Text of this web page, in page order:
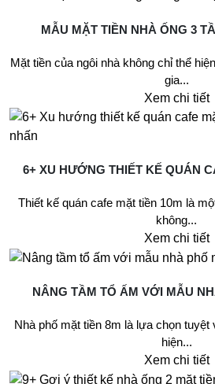
MẪU MẶT TIỀN NHÀ ỐNG 3
Mặt tiền của ngôi nhà không chỉ thể
gia...
Xem chi tiết
6+ XU HƯỚNG THIẾT KẾ QUÁN
Thiết kế quán cafe mặt tiền 10m là
không...
Xem chi tiết
NÂNG TẦM TỔ ẤM VỚI MẪU
Nhà phố mặt tiền 8m là lựa chọn
hiện...
Xem chi tiết